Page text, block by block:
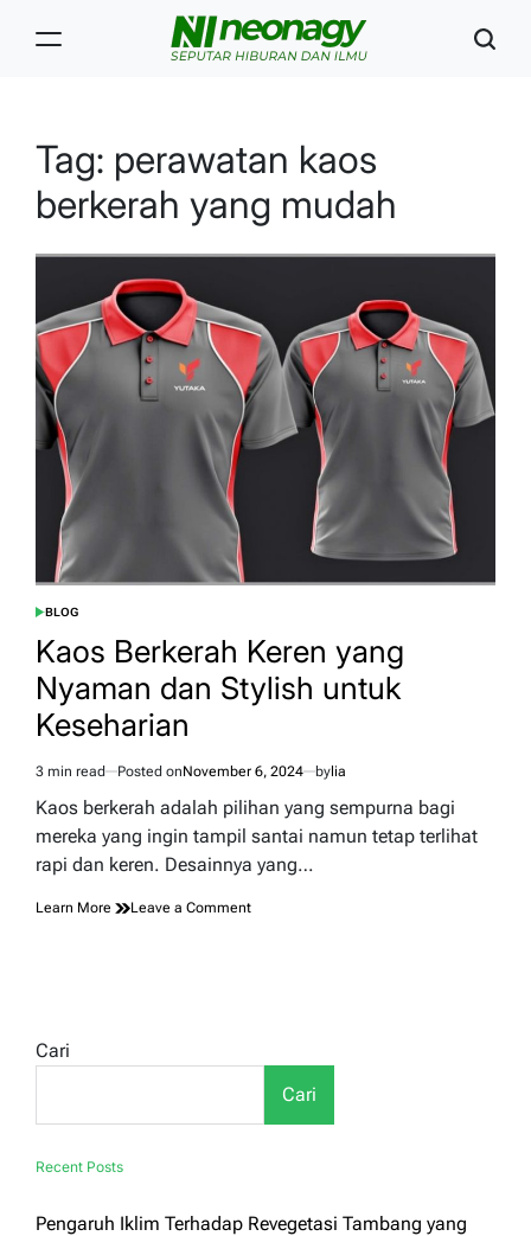
Tag: perawatan kaos
berkerah yang mudah
POSTED
BLOG
Kaos Berkerah Keren yang
Nyaman dan Stylish untuk
Keseharian
Estimated
read
3 min read Posted onNovember 6, 2024 bylia
Kaos berkerah adalah pilihan yang sempurna bagi
mereka yang ingin tampil santai namun tetap terlihat
rapi dan keren. Desainnya yang…
Learn More Leave a Commenton
Keseharian
Cari
Cari
Recent Posts
Pengaruh Iklim Terhadap Revegetasi Tambang yang